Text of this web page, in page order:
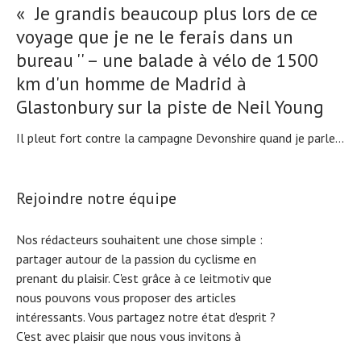
« Je grandis beaucoup plus lors de ce
voyage que je ne le ferais dans un
bureau '' – une balade à vélo de 1500
km d'un homme de Madrid à
Glastonbury sur la piste de Neil Young
Il pleut fort contre la campagne Devonshire quand je parle...
Rejoindre notre équipe
Nos rédacteurs souhaitent une chose simple :
partager autour de la passion du cyclisme en
prenant du plaisir. C'est grâce à ce leitmotiv que
nous pouvons vous proposer des articles
intéressants. Vous partagez notre état d'esprit ?
C'est avec plaisir que nous vous invitons à